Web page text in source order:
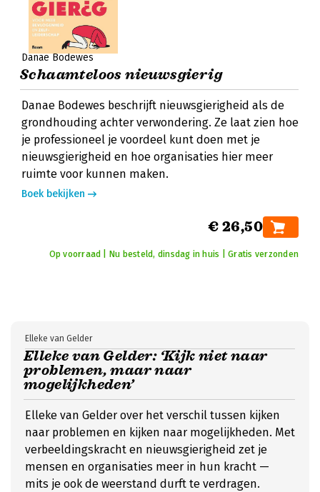
Danae Bodewes
Schaamteloos nieuwsgierig
Danae Bodewes beschrijft nieuwsgierigheid als de
grondhouding achter verwondering. Ze laat zien hoe
je professioneel je voordeel kunt doen met je
nieuwsgierigheid en hoe organisaties hier meer
ruimte voor kunnen maken.
Boek bekijken
€ 26,50
Op voorraad | Nu besteld, dinsdag in huis | Gratis verzonden
Elleke van Gelder: ‘Kijk niet naar
problemen, maar naar
mogelijkheden’
Elleke van Gelder
Elleke van Gelder over het verschil tussen kijken
naar problemen en kijken naar mogelijkheden. Met
verbeeldingskracht en nieuwsgierigheid zet je
mensen en organisaties meer in hun kracht —
mits je ook de weerstand durft te verdragen.